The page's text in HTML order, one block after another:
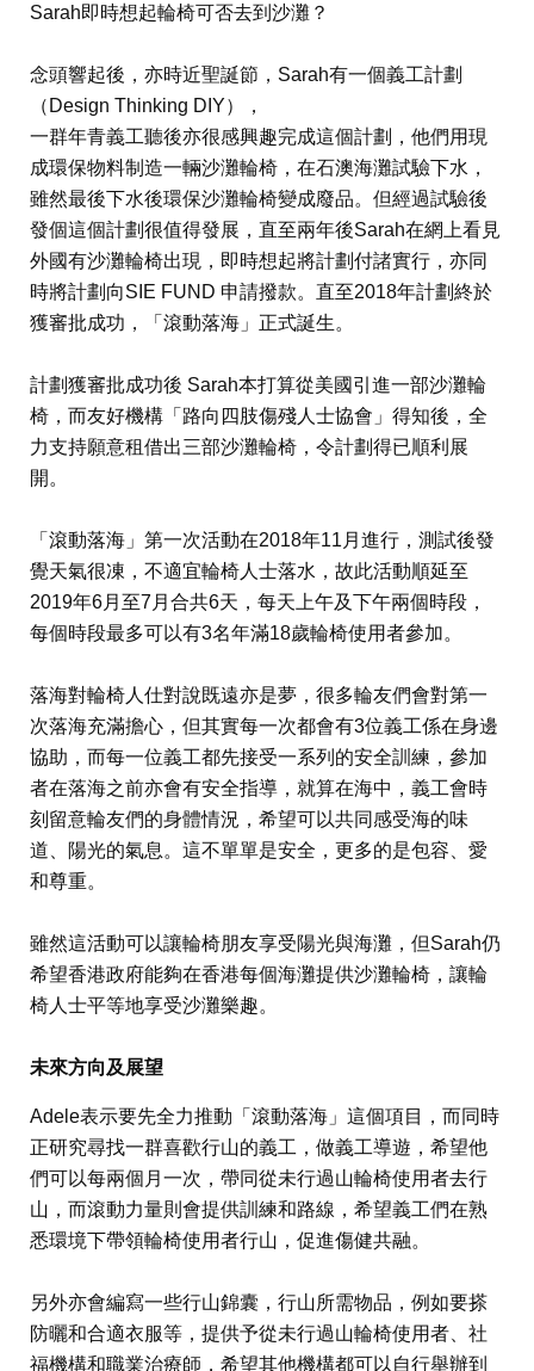
Sarah即時想起輪椅可否去到沙灘？
念頭響起後，亦時近聖誕節，Sarah有一個義工計劃
（Design Thinking DIY），
一群年青義工聽後亦很感興趣完成這個計劃，他們用現
成環保物料制造一輛沙灘輪椅，在石澳海灘試驗下水，
雖然最後下水後環保沙灘輪椅變成廢品。但經過試驗後
發個這個計劃很值得發展，直至兩年後Sarah在網上看見
外國有沙灘輪椅出現，即時想起將計劃付諸實行，亦同
時將計劃向SIE FUND 申請撥款。直至2018年計劃終於
獲審批成功，「滾動落海」正式誕生。
計劃獲審批成功後 Sarah本打算從美國引進一部沙灘輪
椅，而友好機構「路向四肢傷殘人士協會」得知後，全
力支持願意租借出三部沙灘輪椅，令計劃得已順利展
開。
「滾動落海」第一次活動在2018年11月進行，測試後發
覺天氣很凍，不適宜輪椅人士落水，故此活動順延至
2019年6月至7月合共6天，每天上午及下午兩個時段，
每個時段最多可以有3名年滿18歲輪椅使用者參加。
落海對輪椅人仕對說既遠亦是夢，很多輪友們會對第一
次落海充滿擔心，但其實每一次都會有3位義工係在身邊
協助，而每一位義工都先接受一系列的安全訓練，參加
者在落海之前亦會有安全指導，就算在海中，義工會時
刻留意輪友們的身體情況，希望可以共同感受海的味
道、陽光的氣息。這不單單是安全，更多的是包容、愛
和尊重。
雖然這活動可以讓輪椅朋友享受陽光與海灘，但Sarah仍
希望香港政府能夠在香港每個海灘提供沙灘輪椅，讓輪
椅人士平等地享受沙灘樂趣。
未來方向及展望
Adele表示要先全力推動「滾動落海」這個項目，而同時
正研究尋找一群喜歡行山的義工，做義工導遊，希望他
們可以每兩個月一次，帶同從未行過山輪椅使用者去行
山，而滾動力量則會提供訓練和路線，希望義工們在熟
悉環境下帶領輪椅使用者行山，促進傷健共融。
另外亦會編寫一些行山錦囊，行山所需物品，例如要搽
防曬和合適衣服等，提供予從未行過山輪椅使用者、社
福機構和職業治療師，希望其他機構都可以自行舉辦到